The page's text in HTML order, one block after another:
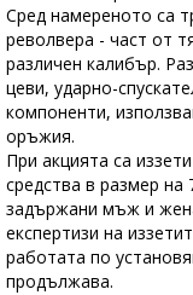
Сред намереното са
револвера - част от
различен калибър.
цеви, ударно-
компоненти,
оръжия.
При акцията са
средства в размер на
задържани мъж и
експертизи на
работата по
продължава.